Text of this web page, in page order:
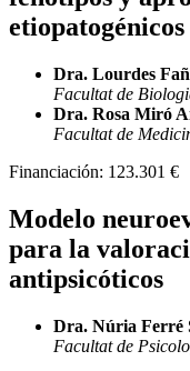
Dra. Lourdes
Facultat de
Dra. Rosa Miró
Facultat de
Financiación: 123.301 €
Modelo
para la
antipsicóticos
Dra. Núria Ferré
Facultat de